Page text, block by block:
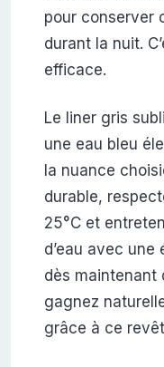
pour conserver
durant la nuit.
efficace.
Le liner gris
une eau bleu
la nuance
durable,
25°C et
d’eau avec une
dès maintenant
gagnez
grâce à ce